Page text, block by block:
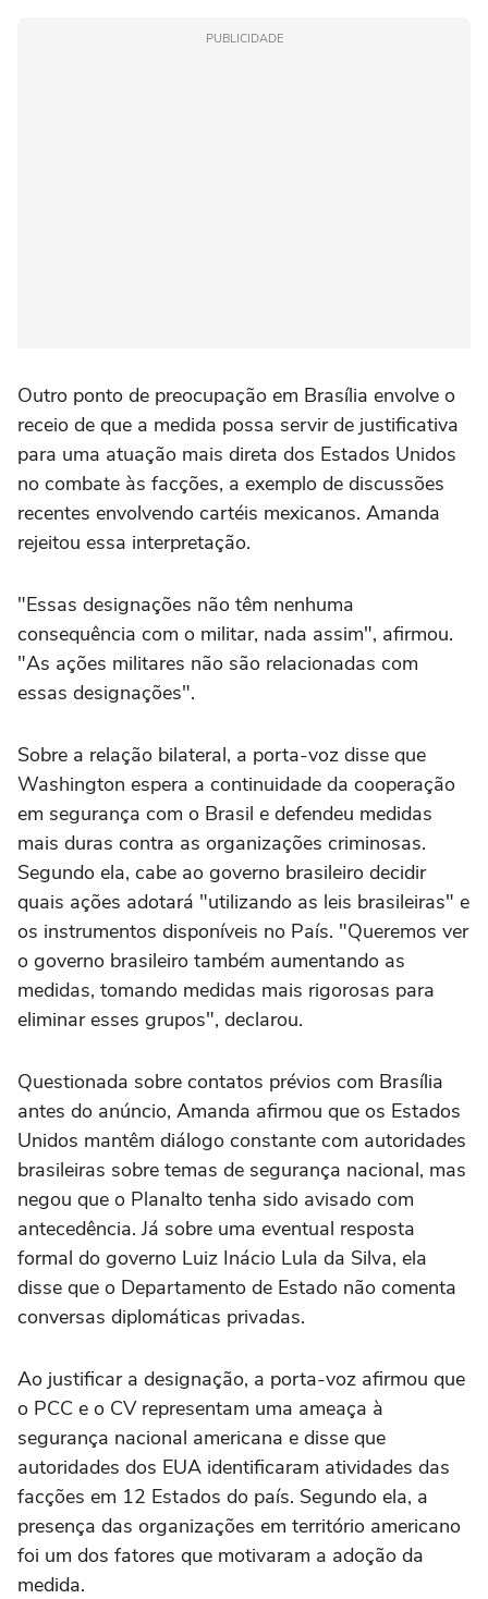
PUBLICIDADE
Outro ponto de preocupação em Brasília envolve o
receio de que a medida possa servir de justificativa
para uma atuação mais direta dos Estados Unidos
no combate às facções, a exemplo de discussões
recentes envolvendo cartéis mexicanos. Amanda
rejeitou essa interpretação.
"Essas designações não têm nenhuma
consequência com o militar, nada assim", afirmou.
"As ações militares não são relacionadas com
essas designações".
Sobre a relação bilateral, a porta-voz disse que
Washington espera a continuidade da cooperação
em segurança com o Brasil e defendeu medidas
mais duras contra as organizações criminosas.
Segundo ela, cabe ao governo brasileiro decidir
quais ações adotará "utilizando as leis brasileiras" e
os instrumentos disponíveis no País. "Queremos ver
o governo brasileiro também aumentando as
medidas, tomando medidas mais rigorosas para
eliminar esses grupos", declarou.
Questionada sobre contatos prévios com Brasília
antes do anúncio, Amanda afirmou que os Estados
Unidos mantêm diálogo constante com autoridades
brasileiras sobre temas de segurança nacional, mas
negou que o Planalto tenha sido avisado com
antecedência. Já sobre uma eventual resposta
formal do governo Luiz Inácio Lula da Silva, ela
disse que o Departamento de Estado não comenta
conversas diplomáticas privadas.
Ao justificar a designação, a porta-voz afirmou que
o PCC e o CV representam uma ameaça à
segurança nacional americana e disse que
autoridades dos EUA identificaram atividades das
facções em 12 Estados do país. Segundo ela, a
presença das organizações em território americano
foi um dos fatores que motivaram a adoção da
medida.